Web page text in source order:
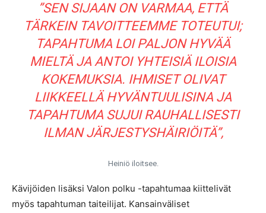
”SEN SIJAAN ON VARMAA, ETTÄ
TÄRKEIN TAVOITTEEMME TOTEUTUI;
TAPAHTUMA LOI PALJON HYVÄÄ
MIELTÄ JA ANTOI YHTEISIÄ ILOISIA
KOKEMUKSIA. IHMISET OLIVAT
LIIKKEELLÄ HYVÄNTUULISINA JA
TAPAHTUMA SUJUI RAUHALLISESTI
ILMAN JÄRJESTYSHÄIRIÖITÄ”,
Heiniö iloitsee.
Kävijöiden lisäksi Valon polku -tapahtumaa kiittelivät
myös tapahtuman taiteilijat. Kansainväliset